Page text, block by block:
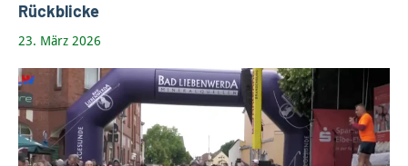
Rückblicke
23. März 2026